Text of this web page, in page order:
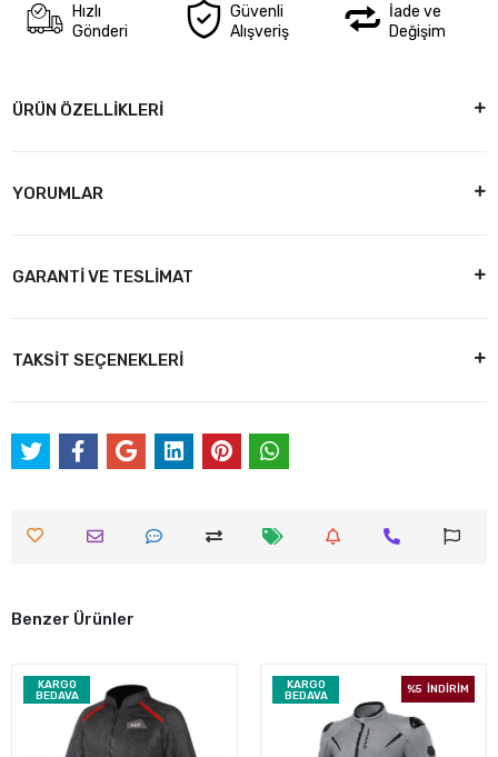
Hızlı
Gönderi
Güvenli
Alışveriş
İade ve
Değişim
ÜRÜN ÖZELLİKLERİ
YORUMLAR
GARANTİ VE TESLİMAT
TAKSİT SEÇENEKLERİ
Benzer Ürünler
KARGO
BEDAVA
KARGO
BEDAVA
%5 İNDİRİM